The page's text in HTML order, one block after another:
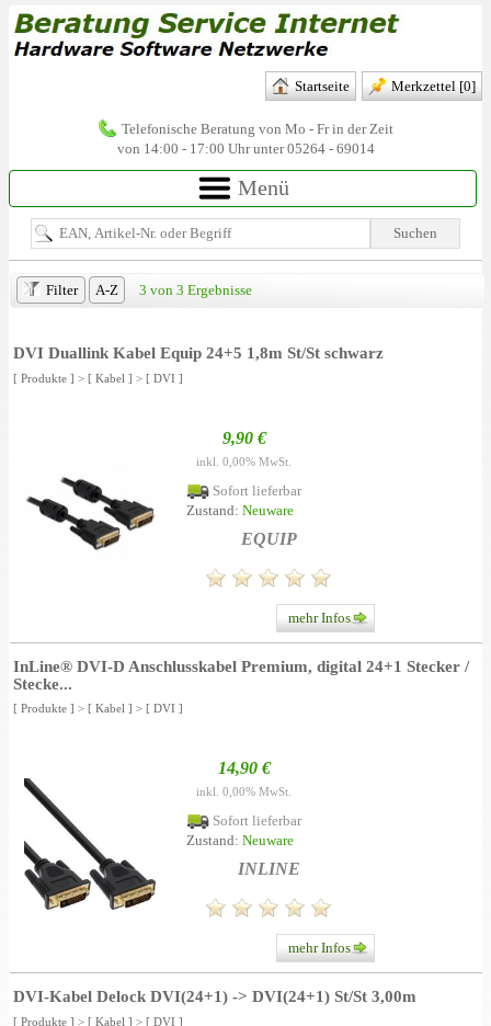
Startseite Merkzettel [0]
Telefonische Beratung von Mo - Fr in der Zeit
von 14:00 - 17:00 Uhr unter 05264 - 69014
Menü
Suchen
Filter A-Z 3 von 3 Ergebnisse
DVI Duallink Kabel Equip 24+5 1,8m St/St schwarz
[ Produkte ] > [ Kabel ] > [ DVI ]
9,90 €
inkl. 0,00% MwSt.
Sofort lieferbar
Zustand:Neuware
EQUIP
mehr Infos
InLine® DVI-D Anschlusskabel Premium, digital 24+1 Stecker /
Stecke...
[ Produkte ] > [ Kabel ] > [ DVI ]
14,90 €
inkl. 0,00% MwSt.
Sofort lieferbar
Zustand:Neuware
INLINE
mehr Infos
DVI-Kabel Delock DVI(24+1) -> DVI(24+1) St/St 3,00m
[ Produkte ] > [ Kabel ] > [ DVI ]